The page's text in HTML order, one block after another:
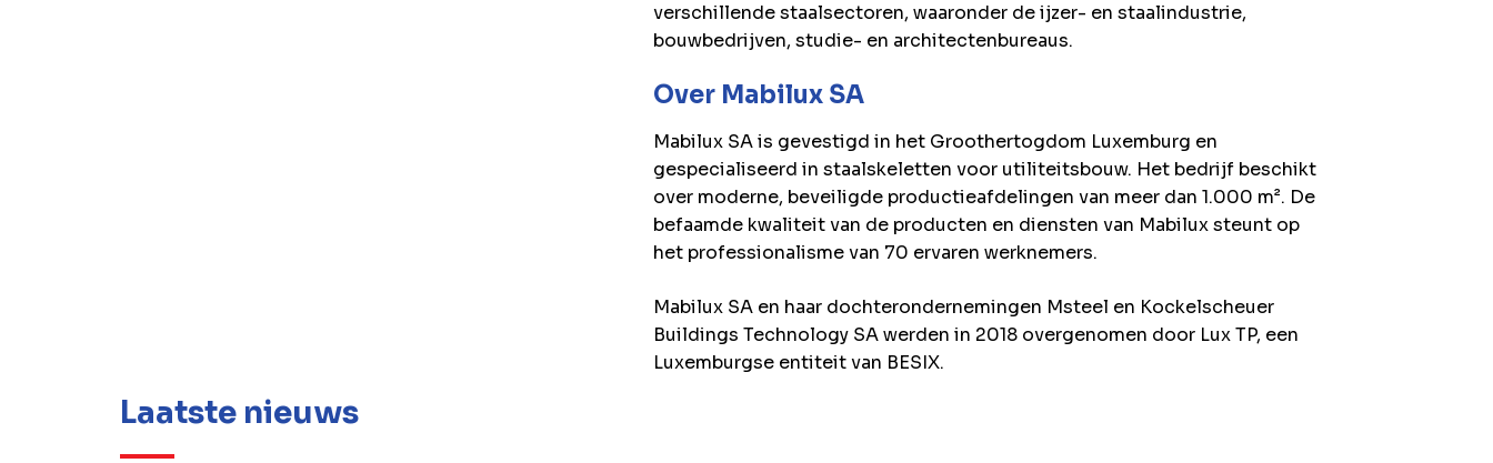
verschillende staalsectoren, waaronder de ijzer- en staalindustrie,
bouwbedrijven, studie- en architectenbureaus.
Over Mabilux SA
Mabilux SA is gevestigd in het Groothertogdom Luxemburg en
gespecialiseerd in staalskeletten voor utiliteitsbouw. Het bedrijf beschikt
over moderne, beveiligde productieafdelingen van meer dan 1.000 m². De
befaamde kwaliteit van de producten en diensten van Mabilux steunt op
het professionalisme van 70 ervaren werknemers.
Mabilux SA en haar dochterondernemingen Msteel en Kockelscheuer
Buildings Technology SA werden in 2018 overgenomen door Lux TP, een
Luxemburgse entiteit van BESIX.
Laatste nieuws